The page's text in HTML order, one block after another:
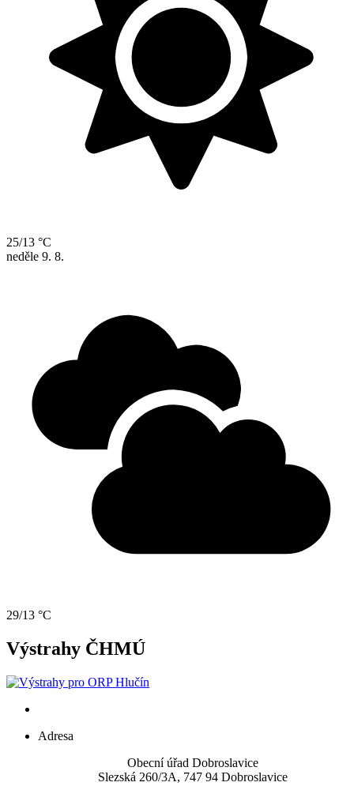
25/13 °C
neděle 9. 8.
29/13 °C
Výstrahy ČHMÚ
Adresa
Obecní úřad Dobroslavice
Slezská 260/3A, 747 94 Dobroslavice